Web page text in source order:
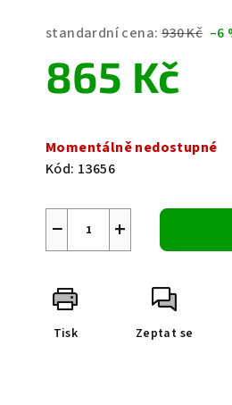
produktu
0,0
z
standardní cena: 930 Kč –6
865 Kč
cena:
Momentálně nedostupné
Kód: 13656
+
−
Tisk Zeptat se